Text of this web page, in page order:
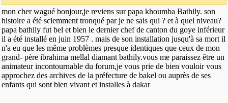
mon cher wagué bonjour,je reviens sur papa khoumba Bathily. son
histoire a été sciemment tronqué par je ne sais qui ? et à quel niveau?
papa bathily fut bel et bien le dernier chef de canton du goye inférieur
il a été installé en juin 1957 . mais de son installation jusqu'à sa mort il
n'a eu que les même problèmes presque identiques que ceux de mon
grand- père ibrahima mellal diamant bathily.vous me paraissez être un
animateur incontournable du forum,je vous prie de bien vouloir vous
approchez des archives de la préfecture de bakel ou auprès de ses
enfants qui sont bien vivant et installes à dakar